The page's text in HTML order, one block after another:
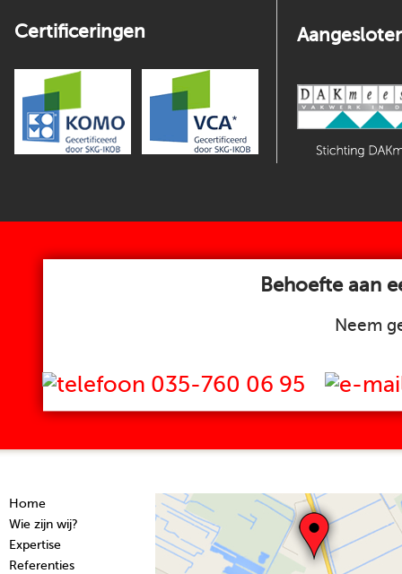
Certificeringen
Behoefte aan
Neem
035-760 06 95
Home
Wie zijn wij?
Expertise
Referenties